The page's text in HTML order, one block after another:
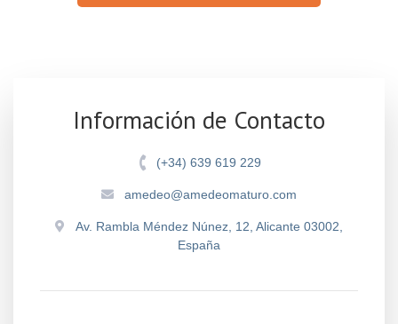
Información de Contacto
(+34) 639 619 229
amedeo@amedeomaturo.com
Av. Rambla Méndez Núnez, 12, Alicante 03002,
España